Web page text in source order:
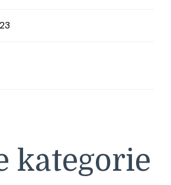
kategorie